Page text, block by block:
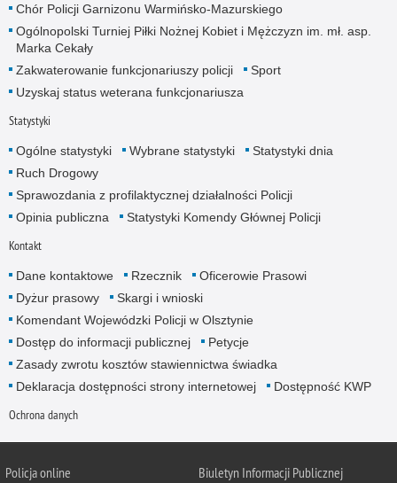
Chór Policji Garnizonu Warmińsko-Mazurskiego
Ogólnopolski Turniej Piłki Nożnej Kobiet i Mężczyzn im. mł. asp.
Marka Cekały
Zakwaterowanie funkcjonariuszy policji
Sport
Uzyskaj status weterana funkcjonariusza
Statystyki
Ogólne statystyki Wybrane statystyki
Statystyki dnia
Ruch Drogowy
Sprawozdania z profilaktycznej działalności Policji
Opinia publiczna
Statystyki Komendy Głównej Policji
Kontakt
Dane kontaktowe Rzecznik
Oficerowie Prasowi
Dyżur prasowy
Skargi i wnioski
Komendant Wojewódzki Policji w Olsztynie
Dostęp do informacji publicznej
Petycje
Zasady zwrotu kosztów stawiennictwa świadka
Deklaracja dostępności strony internetowej
Dostępność KWP
Ochrona danych
Policja online
Biuletyn Informacji Publicznej